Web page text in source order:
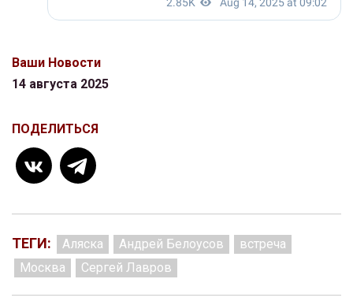
Ваши Новости
14 августа 2025
ПОДЕЛИТЬСЯ
ТЕГИ: Аляска Андрей Белоусов
встреча
Москва
Сергей Лавров